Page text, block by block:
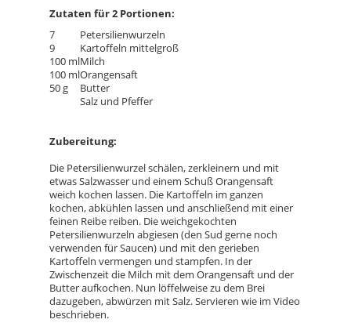
Zutaten für 2 Portionen:
7
Petersilienwurzeln
9
Kartoffeln mittelgroß
100 mlMilch
100 mlOrangensaft
50 g
Butter
Salz und Pfeffer
Zubereitung:
Die Petersilienwurzel schälen, zerkleinern und mit
etwas Salzwasser und einem Schuß Orangensaft
weich kochen lassen. Die Kartoffeln im ganzen
kochen, abkühlen lassen und anschließend mit einer
feinen Reibe reiben. Die weichgekochten
Petersilienwurzeln abgiesen (den Sud gerne noch
verwenden für Saucen) und mit den gerieben
Kartoffeln vermengen und stampfen. In der
Zwischenzeit die Milch mit dem Orangensaft und der
Butter aufkochen. Nun löffelweise zu dem Brei
dazugeben, abwürzen mit Salz. Servieren wie im Video
beschrieben.